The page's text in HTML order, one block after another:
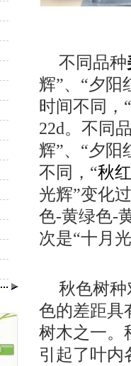
不同品种
辉”、“夕阳
时间不同，
22d。不同
辉”、“夕阳
不同，“秋
光辉”变化
色-黄绿色-
次是“十月
秋色树
色的差距具
树木之一。
引起了叶内